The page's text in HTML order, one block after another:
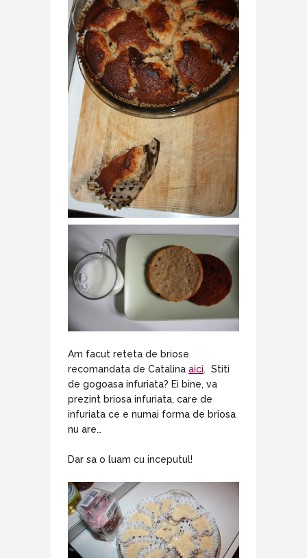
Am facut reteta de briose
recomandata de Catalina aici. Stiti
de gogoasa infuriata? Ei bine, va
prezint briosa infuriata, care de
infuriata ce e numai forma de briosa
nu are…
Dar sa o luam cu inceputul!